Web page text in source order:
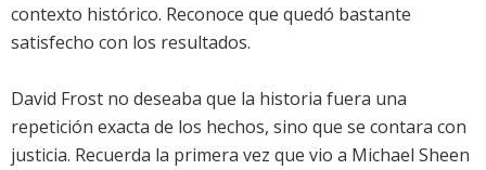
contexto histórico. Reconoce que quedó bastante
satisfecho con los resultados.
David Frost no deseaba que la historia fuera una
repetición exacta de los hechos, sino que se contara con
justicia. Recuerda la primera vez que vio a Michael Sheen